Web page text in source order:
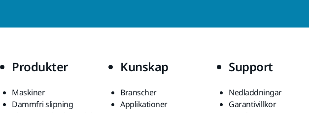
Produkter
Maskiner
Dammfri slipning
Kunskap
Branscher
Applikationer
Support
Nedladdningar
Garantivillkor